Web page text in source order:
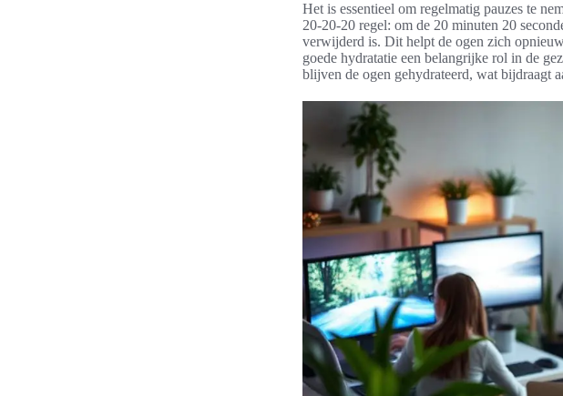
Het is essentieel om regelmatig pauzes te
20-20-20 regel: om de 20 minuten 20
verwijderd is. Dit helpt de ogen zich
goede hydratatie een belangrijke rol in de
blijven de ogen gehydrateerd, wat bijdraagt